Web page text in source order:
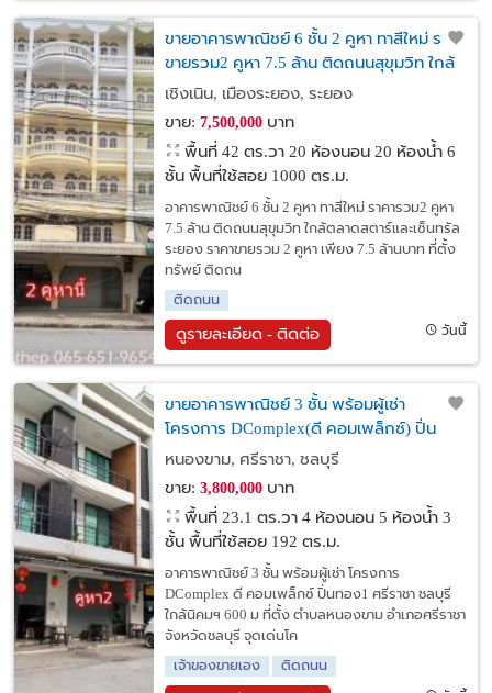
ขายอาคารพาณิชย์ 6 ชั้น 2 คูหา ทาสีใหม่ ราคา
ขายรวม2 คูหา 7.5 ล้าน ติดถนนสุขุมวิท ใกล้
ตลาดสตาร์และเซ็นทรัล ระยอง
เชิงเนิน, เมืองระยอง, ระยอง
ขาย: 7,500,000บาท
พื้นที่ 42 ตร.วา 20 ห้องนอน 20 ห้องน้ำ 6
ชั้น พื้นที่ใช้สอย 1000 ตร.ม.
อาคารพาณิชย์ 6 ชั้น 2 คูหา ทาสีใหม่ ราคารวม2 คูหา
7.5 ล้าน ติดถนนสุขุมวิท ใกล้ตลาดสตาร์และเซ็นทรัล
ระยอง ราคาขายรวม 2 คูหา เพียง 7.5 ล้านบาท ที่ตั้ง
ทรัพย์ ติดถน
ติดถนน
ดูรายละเอียด - ติดต่อ วันนี้
ขายอาคารพาณิชย์ 3 ชั้น พร้อมผู้เช่า
โครงการ DComplex(ดี คอมเพล็กซ์) ปิ่น
ทอง1 ศรีราชา ชลบุรี ใกล้นิคมฯ 600 ม
หนองขาม, ศรีราชา, ชลบุรี
ขาย: 3,800,000บาท
พื้นที่ 23.1 ตร.วา 4 ห้องนอน 5 ห้องน้ำ 3
ชั้น พื้นที่ใช้สอย 192 ตร.ม.
อาคารพาณิชย์ 3 ชั้น พร้อมผู้เช่า โครงการ
DComplex ดี คอมเพล็กซ์ ปิ่นทอง1 ศรีราชา ชลบุรี
ใกล้นิคมฯ 600 ม ที่ตั้ง ตำบลหนองขาม อำเภอศรีราชา
จังหวัดชลบุรี จุดเด่นโค
เจ้าของขายเอง
ติดถนน